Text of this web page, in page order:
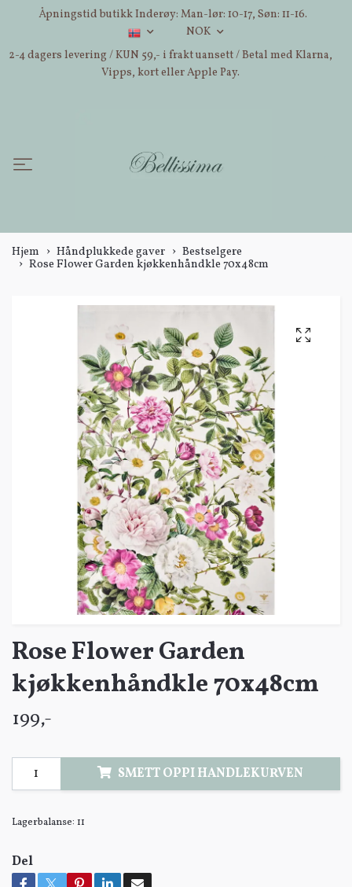
Åpningstid butikk Inderøy: Man-lør: 10-17, Søn: 11-16.
NOK
2-4 dagers levering / KUN 59,- i frakt uansett / Betal med Klarna,
Vipps, kort eller Apple Pay.
Hjem Håndplukkede gaver
Bestselgere
Rose Flower Garden kjøkkenhåndkle 70x48cm
Rose Flower Garden
kjøkkenhåndkle 70x48cm
199,-
SMETT OPPI HANDLEKURVEN
Lagerbalanse: 11
Del